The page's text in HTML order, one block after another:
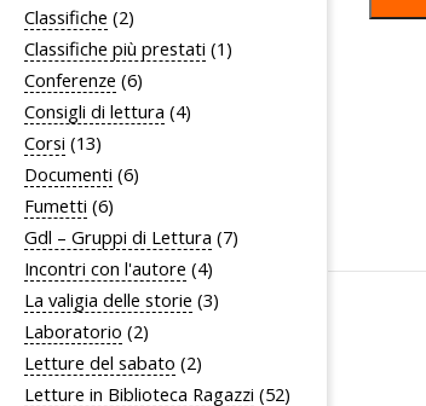
Classifiche (2)
Classifiche più prestati (1)
Conferenze (6)
Consigli di lettura (4)
Corsi (13)
Documenti (6)
Fumetti (6)
Gdl – Gruppi di Lettura (7)
Incontri con l'autore (4)
La valigia delle storie (3)
Laboratorio (2)
Letture del sabato (2)
Letture in Biblioteca Ragazzi (52)